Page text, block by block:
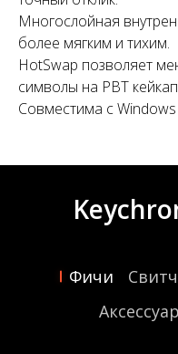
Многослойная
более мягким и тихим.
HotSwap позволяет
символы на PBT
Совместима с Windows
Фичи